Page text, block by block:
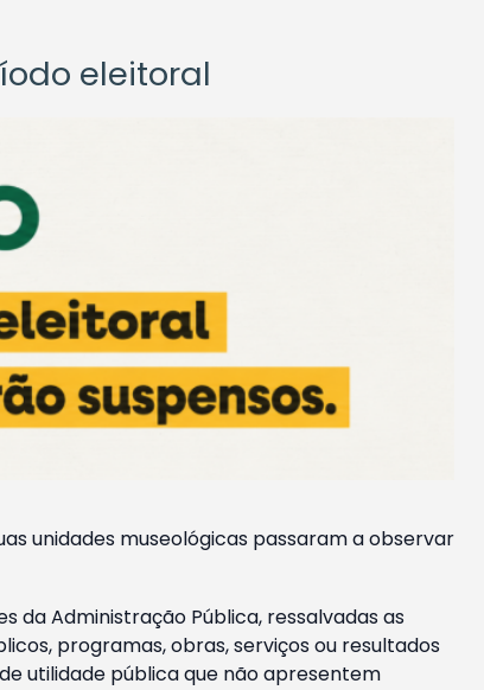
eleitoral
unidades museológicas passaram a observar
da Administração Pública, ressalvadas as
programas, obras, serviços ou resultados
utilidade pública que não apresentem